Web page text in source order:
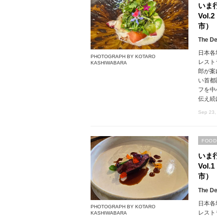
PHOTOGRAPH BY KOTARO
KASHIWABARA
いま
Vol.2
市）
The
日本
レス
郎が
い首
フを
伝え続
Sep
PHOTOGRAPH BY KOTARO
KASHIWABARA
いま
Vol.1
市）
The
日本
レス
FOOD